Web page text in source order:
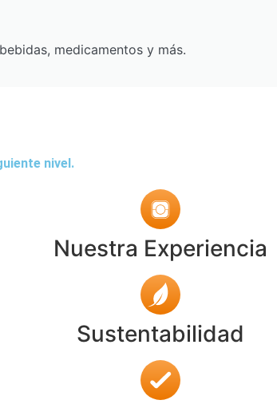
medicamentos y más.
nivel.
Nuestra Experiencia
Sustentabilidad